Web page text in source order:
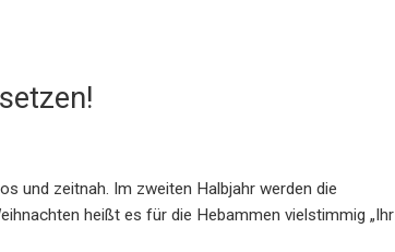
und zeitnah. Im zweiten Halbjahr werden die
heißt es für die Hebammen vielstimmig „Ihr